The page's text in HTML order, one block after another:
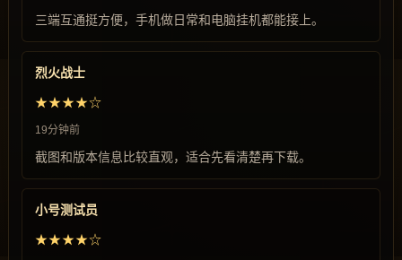
三端互通挺方便，手机做日常和电脑挂机都能接上。
烈火战士
★★★★☆
19分钟前
截图和版本信息比较直观，适合先看清楚再下载。
小号测试员
★★★★☆